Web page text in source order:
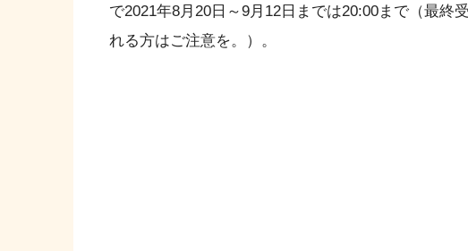
で2021年8月20日～9月12日までは20:00まで（最終
れる方はご注意を。）。